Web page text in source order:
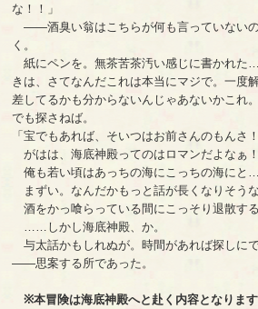
な！！」
――酒臭い翁はこちらが何も言っていない
く。
紙にペンを。無茶苦茶汚い感じに書かれ
きは、さてなんだこれは本当にマジで。一度
差してるかも分からないんじゃあないかこれ
でも探さねば。
「宝でもあれば、そいつはお前さんのもんさ！
がはは、海底神殿ってのはロマンだよなぁ！
俺も若い頃はあっちの海にこっちの海にと
まずい。なんだかもっと話が長くなりそうな
酒をかっ喰らっている間にこっそり退散す
……しかし海底神殿、か。
与太話かもしれぬが。時間があれば探しに
――思案する所であった。
※本冒険は海底神殿へと赴く内容となります